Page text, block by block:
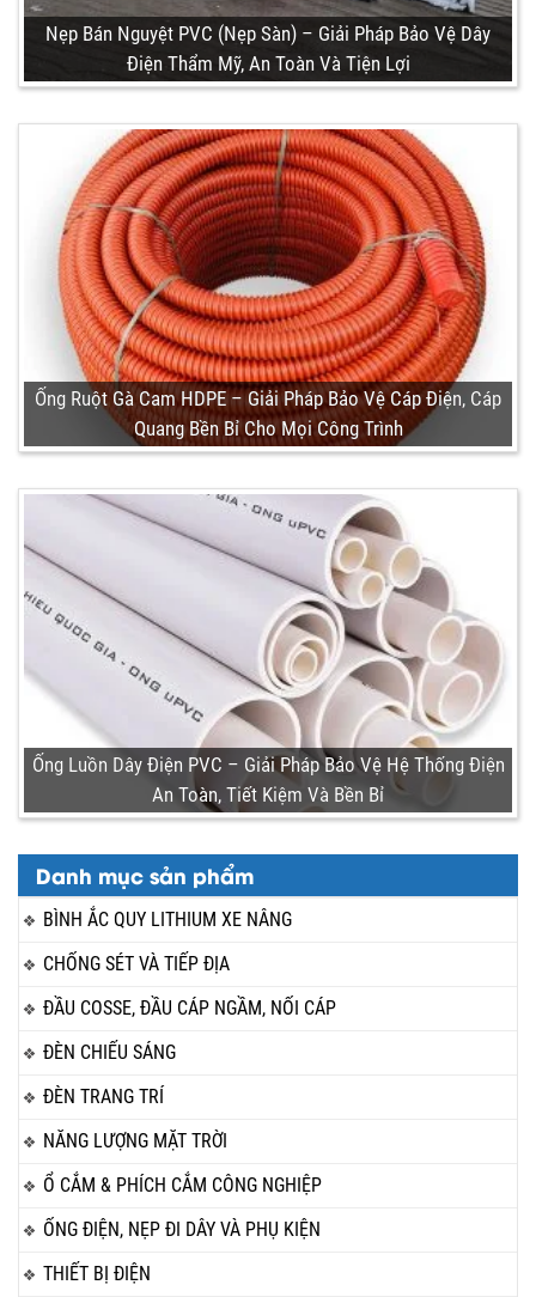
Danh mục sản phẩm
BÌNH ẮC QUY LITHIUM XE NÂNG
CHỐNG SÉT VÀ TIẾP ĐỊA
ĐẦU COSSE, ĐẦU CÁP NGẦM, NỐI CÁP
ĐÈN CHIẾU SÁNG
ĐÈN TRANG TRÍ
NĂNG LƯỢNG MẶT TRỜI
Ổ CẮM & PHÍCH CẮM CÔNG NGHIỆP
ỐNG ĐIỆN, NẸP ĐI DÂY VÀ PHỤ KIỆN
THIẾT BỊ ĐIỆN
Nẹp Bán Nguyệt PVC (Nẹp Sàn) – Giải Pháp Bảo Vệ Dây
Điện Thẩm Mỹ, An Toàn Và Tiện Lợi
Ống Ruột Gà Cam HDPE – Giải Pháp Bảo Vệ Cáp Điện, Cáp
Quang Bền Bỉ Cho Mọi Công Trình
Ống Luồn Dây Điện PVC – Giải Pháp Bảo Vệ Hệ Thống Điện
An Toàn, Tiết Kiệm Và Bền Bỉ